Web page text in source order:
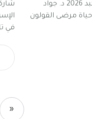
مؤتمر أمراض الجهاز الهضمي والكبد 2026 د. جواد
مرضى القولون
«